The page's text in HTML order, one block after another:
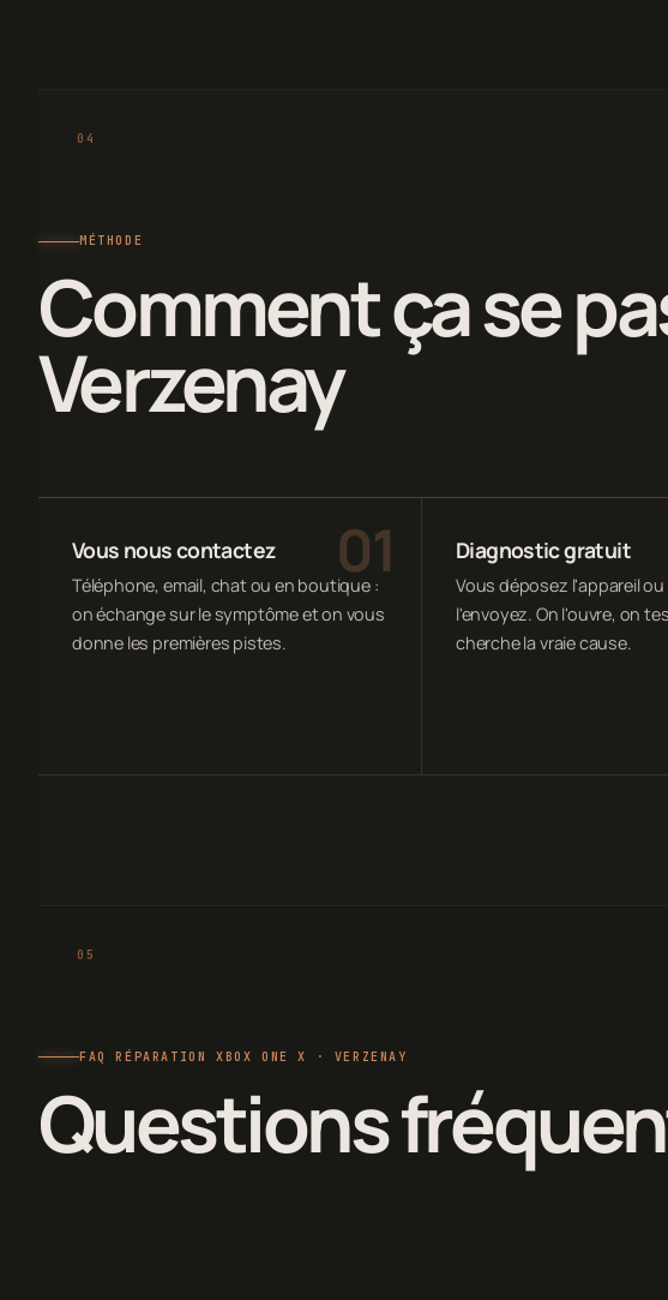
MÉTHODE
Comment ça se
Verzenay
Vous nous contactez
Téléphone, email, chat ou en boutique :
on échange sur le symptôme et on vous
donne les premières pistes.
Diagnostic gratuit
Vous déposez l'appareil
l'envoyez. On l'ouvre, on
cherche la vraie cause.
FAQ RÉPARATION XBOX ONE X · VERZENAY
Questions